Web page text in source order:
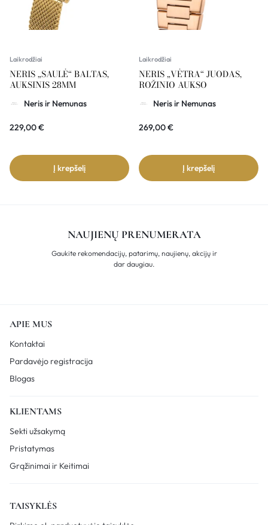
Laikrodžiai
NERIS „SAULĖ“ BALTAS,
AUKSINIS 28MM
Neris ir Nemunas
229,00€
Į krepšelį
Laikrodžiai
NERIS „VĖTRA“ JUODAS,
ROŽINIO AUKSO
Neris ir Nemunas
269,00€
Į krepšelį
NAUJIENŲ PRENUMERATA
Gaukite rekomendacijų, patarimų, naujienų, akcijų ir
dar daugiau.
APIE MUS
Kontaktai
Pardavėjo registracija
Blogas
KLIENTAMS
Sekti užsakymą
Pristatymas
Grąžinimai ir Keitimai
TAISYKLĖS